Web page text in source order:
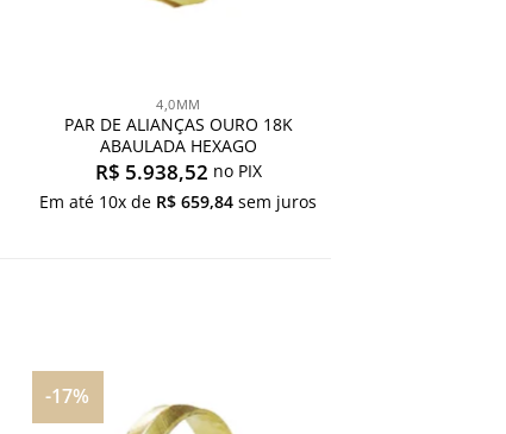
4,0MM
PAR DE ALIANÇAS OURO 18K
ABAULADA HEXAGO
R$ 5.938,52 no PIX
Em até 10x de R$ 659,84 sem juros
-17%